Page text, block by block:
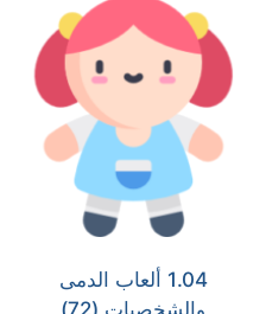
1.04 ألعاب الدمى